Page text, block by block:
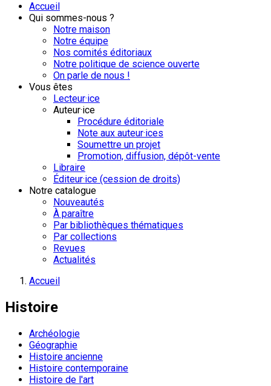
Accueil
Qui sommes-nous ?
Notre maison
Notre équipe
Nos comités éditoriaux
Notre politique de science ouverte
On parle de nous !
Vous êtes
Lecteur·ice
Auteur·ice
Procédure éditoriale
Note aux auteur·ices
Soumettre un projet
Promotion, diffusion, dépôt-vente
Libraire
Éditeur·ice (cession de droits)
Notre catalogue
Nouveautés
À paraître
Par bibliothèques thématiques
Par collections
Revues
Actualités
Accueil
Histoire
Archéologie
Géographie
Histoire ancienne
Histoire contemporaine
Histoire de l'art